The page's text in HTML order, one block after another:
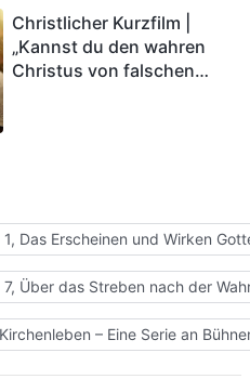
Christlicher Kurzfilm |
„Kannst du den wahren
Christus von falschen
Das Erscheinen und Wirken
Über das Streben nach der
– Eine Serie an